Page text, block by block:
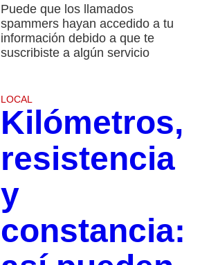
Puede que los llamados
spammers hayan accedido a tu
información debido a que te
suscribiste a algún servicio
LOCAL
Kilómetros,
resistencia
y
constancia: